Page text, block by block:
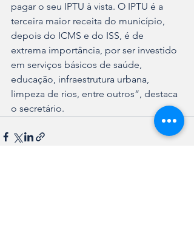
pagar o seu IPTU à vista. O IPTU é a
terceira maior receita do município,
depois do ICMS e do ISS, é de
extrema importância, por ser investido
em serviços básicos de saúde,
educação, infraestrutura urbana,
limpeza de rios, entre outros”, destaca
o secretário.